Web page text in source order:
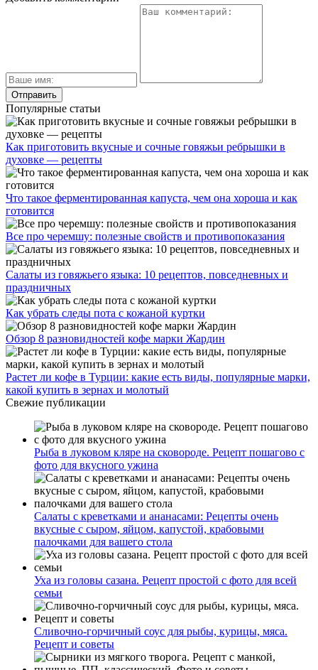
Популярные статьи
Как приготовить вкусные и сочные говяжьи ребрышки в
духовке — рецепты
Что такое ферментированная капуста, чем она хороша и как
готовится
Все про черемшу: полезные свойств и противопоказания
Салаты из говяжьего языка: 10 рецептов, повседневных и
праздничных
Как убрать следы пота с кожаной куртки
Обзор 8 разновидностей кофе марки Жардин
Растет ли кофе в Турции: какие есть виды, популярные марки,
какой купить в зернах и молотый
Свежие публикации
Рыба в луковом кляре на сковороде. Рецепт пошагово с
фото для вкусного ужина
Салаты с креветками и ананасами: Рецепты очень
вкусные с сыром, яйцом, капустой, крабовыми
палочками для вашего стола
Уха из головы сазана. Рецепт простой с фото для всей
семьи
Сливочно-горчичный соус для рыбы, курицы, мяса.
Рецепт и советы